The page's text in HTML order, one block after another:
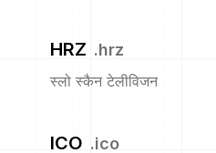
HRZ .hrz
स्लो स्कैन टेलीविजन
ICO .ico